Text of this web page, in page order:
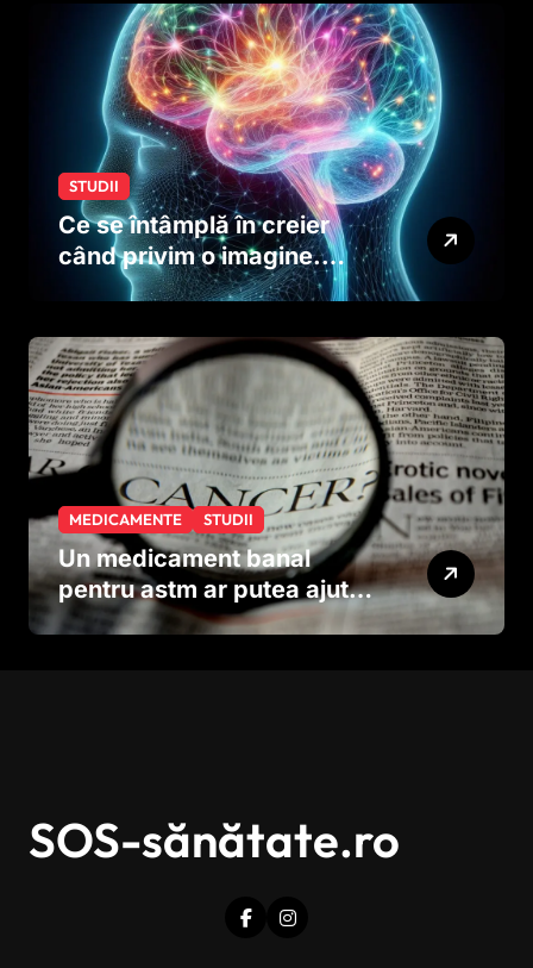
dinainte de naștere
STUDII
Ce se întâmplă în creier
când privim o imagine.
Studiul care explică rolul
MEDICAMENTE STUDII
Un medicament banal
pentru astm ar putea ajuta
în lupta împotriva
SOS-sănătate.ro